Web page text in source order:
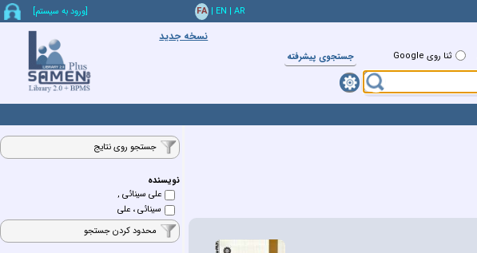
FA | EN | AR [ورود به سيستم]
نسخه جدید
ثنا روی Google جستجوي پيشرفته